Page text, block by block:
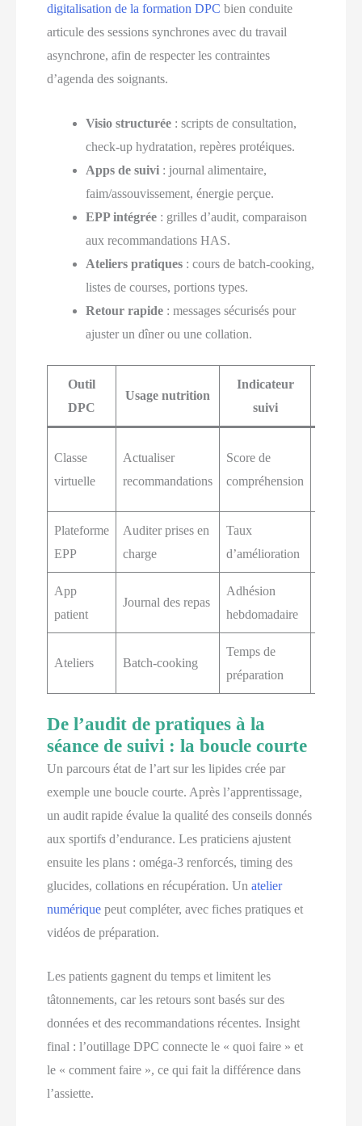
digitalisation de la formation DPC bien conduite
articule des sessions synchrones avec du travail
asynchrone, afin de respecter les contraintes
d’agenda des soignants.
Visio structurée : scripts de consultation,
check-up hydratation, repères protéiques.
Apps de suivi : journal alimentaire,
faim/assouvissement, énergie perçue.
EPP intégrée : grilles d’audit, comparaison
aux recommandations HAS.
Ateliers pratiques : cours de batch-cooking,
listes de courses, portions types.
Retour rapide : messages sécurisés pour
ajuster un dîner ou une collation.
Outil
DPC
Usage nutrition
Indicateur
suivi
Classe
virtuelle
Actualiser
recommandations
Score de
compréhension
Plateforme
EPP
Auditer prises en
charge
Taux
d’amélioration
App
patient
Journal des repas
Adhésion
hebdomadaire
Ateliers Batch-cooking
Temps de
préparation
De l’audit de pratiques à la
séance de suivi : la boucle courte
Un parcours état de l’art sur les lipides crée par
exemple une boucle courte. Après l’apprentissage,
un audit rapide évalue la qualité des conseils donnés
aux sportifs d’endurance. Les praticiens ajustent
ensuite les plans : oméga-3 renforcés, timing des
glucides, collations en récupération. Unatelier
numérique peut compléter, avec fiches pratiques et
vidéos de préparation.
Les patients gagnent du temps et limitent les
tâtonnements, car les retours sont basés sur des
données et des recommandations récentes. Insight
final : l’outillage DPC connecte le « quoi faire » et
le « comment faire », ce qui fait la différence dans
l’assiette.